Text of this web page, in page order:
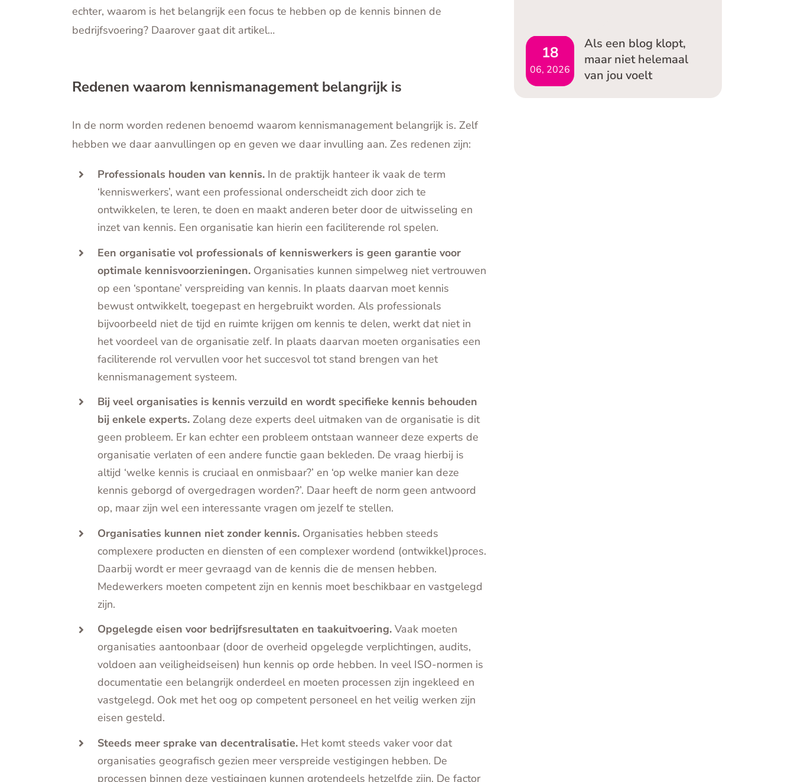
echter, waarom is het belangrijk een focus te hebben op de kennis binnen de
bedrijfsvoering? Daarover gaat dit artikel…
Redenen waarom kennismanagement belangrijk is
In de norm worden redenen benoemd waarom kennismanagement belangrijk is. Zelf
hebben we daar aanvullingen op en geven we daar invulling aan. Zes redenen zijn:
Professionals houden van kennis. In de praktijk hanteer ik vaak de term
‘kenniswerkers’, want een professional onderscheidt zich door zich te
ontwikkelen, te leren, te doen en maakt anderen beter door de uitwisseling en
inzet van kennis. Een organisatie kan hierin een faciliterende rol spelen.
Een organisatie vol professionals of kenniswerkers is geen garantie voor
optimale kennisvoorzieningen. Organisaties kunnen simpelweg niet vertrouwen
op een ‘spontane’ verspreiding van kennis. In plaats daarvan moet kennis
bewust ontwikkelt, toegepast en hergebruikt worden. Als professionals
bijvoorbeeld niet de tijd en ruimte krijgen om kennis te delen, werkt dat niet in
het voordeel van de organisatie zelf. In plaats daarvan moeten organisaties een
faciliterende rol vervullen voor het succesvol tot stand brengen van het
kennismanagement systeem.
Bij veel organisaties is kennis verzuild en wordt specifieke kennis behouden
bij enkele experts. Zolang deze experts deel uitmaken van de organisatie is dit
geen probleem. Er kan echter een probleem ontstaan wanneer deze experts de
organisatie verlaten of een andere functie gaan bekleden. De vraag hierbij is
altijd ‘welke kennis is cruciaal en onmisbaar?’ en ‘op welke manier kan deze
kennis geborgd of overgedragen worden?’. Daar heeft de norm geen antwoord
op, maar zijn wel een interessante vragen om jezelf te stellen.
Organisaties kunnen niet zonder kennis. Organisaties hebben steeds
complexere producten en diensten of een complexer wordend (ontwikkel)proces.
Daarbij wordt er meer gevraagd van de kennis die de mensen hebben.
Medewerkers moeten competent zijn en kennis moet beschikbaar en vastgelegd
zijn.
Opgelegde eisen voor bedrijfsresultaten en taakuitvoering. Vaak moeten
organisaties aantoonbaar (door de overheid opgelegde verplichtingen, audits,
voldoen aan veiligheidseisen) hun kennis op orde hebben. In veel ISO-normen is
documentatie een belangrijk onderdeel en moeten processen zijn ingekleed en
vastgelegd. Ook met het oog op competent personeel en het veilig werken zijn
eisen gesteld.
Steeds meer sprake van decentralisatie. Het komt steeds vaker voor dat
organisaties geografisch gezien meer verspreide vestigingen hebben. De
processen binnen deze vestigingen kunnen grotendeels hetzelfde zijn. De factor
18
06, 2026
Als een blog klopt,
maar niet helemaal
van jou voelt